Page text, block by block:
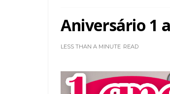
Aniversário 1
LESS THAN A MINUTE READ